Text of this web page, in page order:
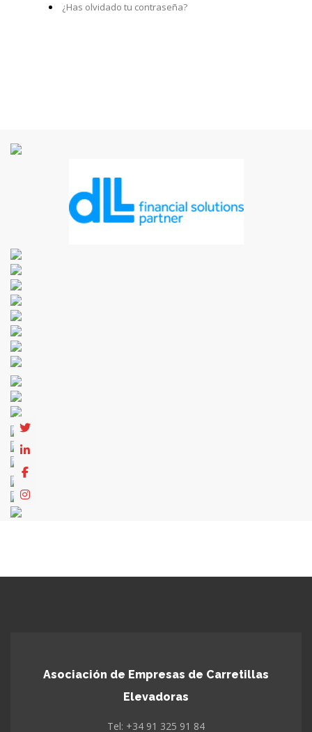
¿Has olvidado tu contraseña?
Asociación de Empresas de Carretillas
Elevadoras
Tel: +34 91 325 91 84